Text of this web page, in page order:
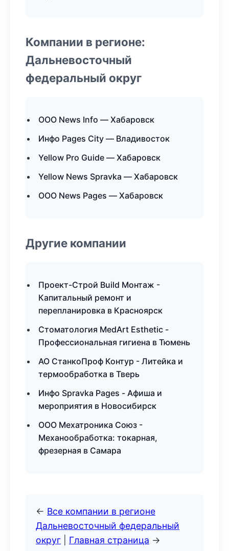
Компании в регионе:
Дальневосточный
федеральный округ
ООО News Info — Хабаровск
Инфо Pages City — Владивосток
Yellow Pro Guide — Хабаровск
Yellow News Spravka — Хабаровск
ООО News Pages — Хабаровск
Другие компании
Проект-Строй Build Монтаж -
Капитальный ремонт и
перепланировка в Красноярск
Стоматология MedArt Esthetic -
Профессиональная гигиена в Тюмень
АО СтанкоПроф Контур - Литейка и
термообработка в Тверь
Инфо Spravka Pages - Афиша и
мероприятия в Новосибирск
ООО Мехатроника Союз -
Механообработка: токарная,
фрезерная в Самара
← Все компании в регионе
Дальневосточный федеральный
округ
Главная страница →